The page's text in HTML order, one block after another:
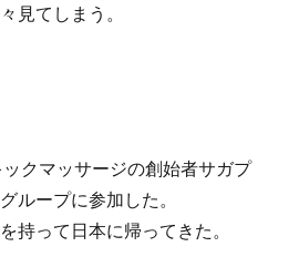
見てしまう。
クマッサージの創始者サガプ
ループに参加した。
持って日本に帰ってきた。